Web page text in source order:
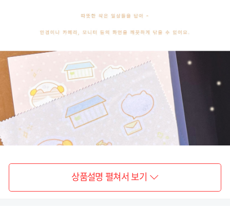
상품설명 펼쳐서 보기